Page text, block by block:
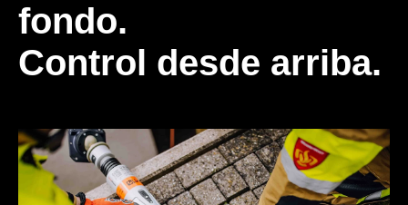
fondo.
Control desde arriba.